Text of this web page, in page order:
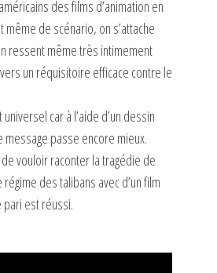
des films d’animation en
de scénario, on s’attache
ressent même très intimement
un réquisitoire efficace contre le
car à l’aide d’un dessin
message passe encore mieux.
vouloir raconter la tragédie de
régime des talibans avec d’un film
pari est réussi.